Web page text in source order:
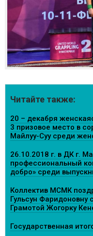
Читайте также:
20 – декабря
3 призовое место в
Майлуу-Суу среди
26.10.2018 г. в ДК г.
профессиональный
добро» среди
Коллектив МСМК
Гульсун Фаридоновну
Грамотой Жогорку
Государственная